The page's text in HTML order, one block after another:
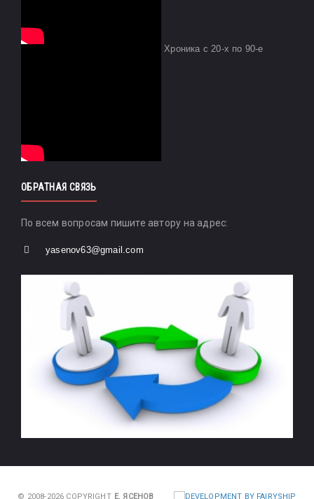
Хроника с 20-х по 90-е
ОБРАТНАЯ СВЯЗЬ
По всем вопросам пишите автору на адрес:
yasenov63@gmail.com
© 2008-2026 COPYRIGHT Е. ЯСЕНОВ